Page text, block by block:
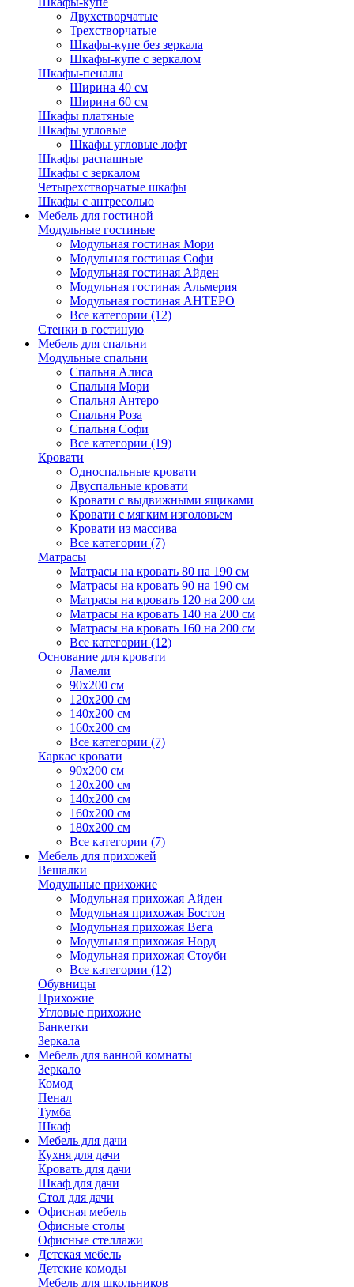
Двухстворчатые
Трехстворчатые
Шкафы-купе без зеркала
Шкафы-купе с зеркалом
Шкафы-пеналы
Ширина 40 см
Ширина 60 см
Шкафы платяные
Шкафы угловые
Шкафы угловые лофт
Шкафы распашные
Шкафы с зеркалом
Четырехстворчатые шкафы
Шкафы с антресолью
Мебель для гостиной
Модульные гостиные
Модульная гостиная Мори
Модульная гостиная Софи
Модульная гостиная Айден
Модульная гостиная Альмерия
Модульная гостиная АНТЕРО
Все категории (12)
Стенки в гостиную
Мебель для спальни
Модульные спальни
Спальня Алиса
Спальня Мори
Спальня Антеро
Спальня Роза
Спальня Софи
Все категории (19)
Кровати
Односпальные кровати
Двуспальные кровати
Кровати с выдвижными ящиками
Кровати с мягким изголовьем
Кровати из массива
Все категории (7)
Матрасы
Матрасы на кровать 80 на 190 см
Матрасы на кровать 90 на 190 см
Матрасы на кровать 120 на 200 см
Матрасы на кровать 140 на 200 см
Матрасы на кровать 160 на 200 см
Все категории (12)
Основание для кровати
Ламели
90х200 см
120х200 см
140х200 см
160х200 см
Все категории (7)
Каркас кровати
90х200 см
120х200 см
140х200 см
160х200 см
180х200 см
Все категории (7)
Мебель для прихожей
Вешалки
Модульные прихожие
Модульная прихожая Айден
Модульная прихожая Бостон
Модульная прихожая Вега
Модульная прихожая Норд
Модульная прихожая Стоуби
Все категории (12)
Обувницы
Прихожие
Угловые прихожие
Банкетки
Зеркала
Мебель для ванной комнаты
Зеркало
Комод
Пенал
Тумба
Шкаф
Мебель для дачи
Кухня для дачи
Кровать для дачи
Шкаф для дачи
Стол для дачи
Офисная мебель
Офисные столы
Офисные стеллажи
Детская мебель
Детские комоды
Мебель для школьников